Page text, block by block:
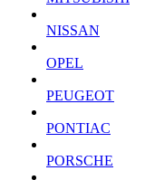
NISSAN
OPEL
PEUGEOT
PONTIAC
PORSCHE